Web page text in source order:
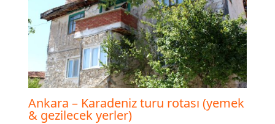
Ankara – Karadeniz turu rotası (yemek
& gezilecek yerler)